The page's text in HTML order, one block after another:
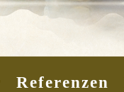
Referenzen